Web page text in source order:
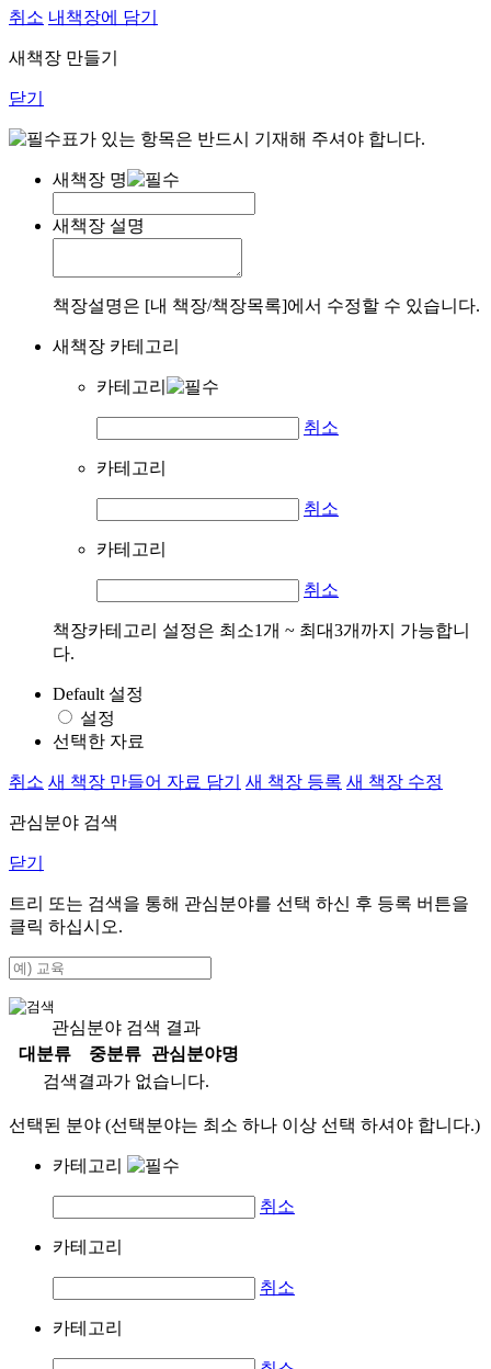
취소 내책장에 담기
새책장 만들기
닫기
표가 있는 항목은 반드시 기재해 주셔야 합니다.
새책장 명
새책장 설명
책장설명은 [내 책장/책장목록]에서 수정할 수 있습니다.
새책장 카테고리
카테고리
취소
카테고리
취소
카테고리
취소
책장카테고리 설정은 최소1개 ~ 최대3개까지 가능합니
다.
Default 설정
설정
선택한 자료
취소 새 책장 만들어 자료 담기 새 책장 등록 새 책장 수정
관심분야 검색
닫기
트리 또는 검색을 통해 관심분야를 선택 하신 후 등록 버튼을
클릭 하십시오.
관심분야 검색 결과
대분류
중분류
관심분야명
검색결과가 없습니다.
선택된 분야 (선택분야는 최소 하나 이상 선택 하셔야 합니다.)
카테고리
취소
카테고리
취소
카테고리